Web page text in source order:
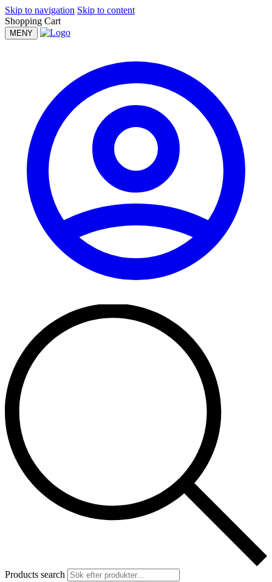
Skip to navigation Skip to content
Shopping Cart
MENY
Products search